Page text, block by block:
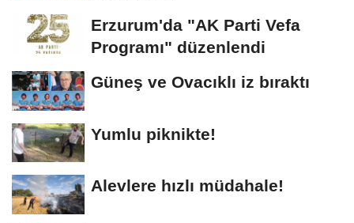
Erzurum'da "AK Parti Vefa
Programı" düzenlendi
Güneş ve Ovacıklı iz bıraktı
Yumlu piknikte!
Alevlere hızlı müdahale!